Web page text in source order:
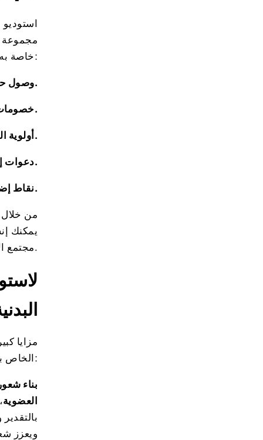
مجموعة
خاصة به من المزايا الحصرية. يمكن أن تشمل هذه المزايا:
وصول حصري إلى فصول أو ورش عمل متخصصة.
خصومات على البضائع أو جلسات التدريب الشخصي أو المنتجات الغذائية.
أولوية الحجز للفصول الدراسية الشهيرة.
دعوات إلى فعاليات أو تحديات أو تجمعات اجتماعية خاصة بالأعضاء فقط.
نقاط إضافية أو مكافآت يتم الحصول عليها مع كل زيارة أو مشاركة في الأنشطة.
من
يمكنك
مجتمع الاستوديو الخاص بك.
الخاص :
بناء
العضوية
ويعزز